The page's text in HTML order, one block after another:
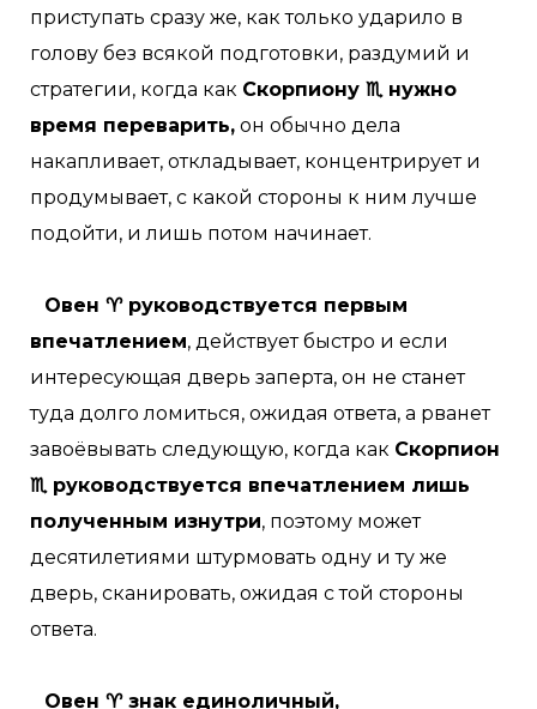
приступать сразу же, как только ударило в
голову без всякой подготовки, раздумий и
стратегии, когда как Скорпиону ♏ нужно
время переварить, он обычно дела
накапливает, откладывает, концентрирует и
продумывает, с какой стороны к ним лучше
подойти, и лишь потом начинает.
Овен ♈ руководствуется первым
впечатлением, действует быстро и если
интересующая дверь заперта, он не станет
туда долго ломиться, ожидая ответа, а рванет
завоёвывать следующую, когда как Скорпион
♏ руководствуется впечатлением лишь
полученным изнутри, поэтому может
десятилетиями штурмовать одну и ту же
дверь, сканировать, ожидая с той стороны
ответа.
Овен ♈ знак единоличный,